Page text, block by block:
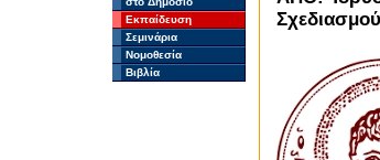
Εκπαίδευση
Σεμινάρια
Νομοθεσία
Βιβλία
Σχεδιασμού